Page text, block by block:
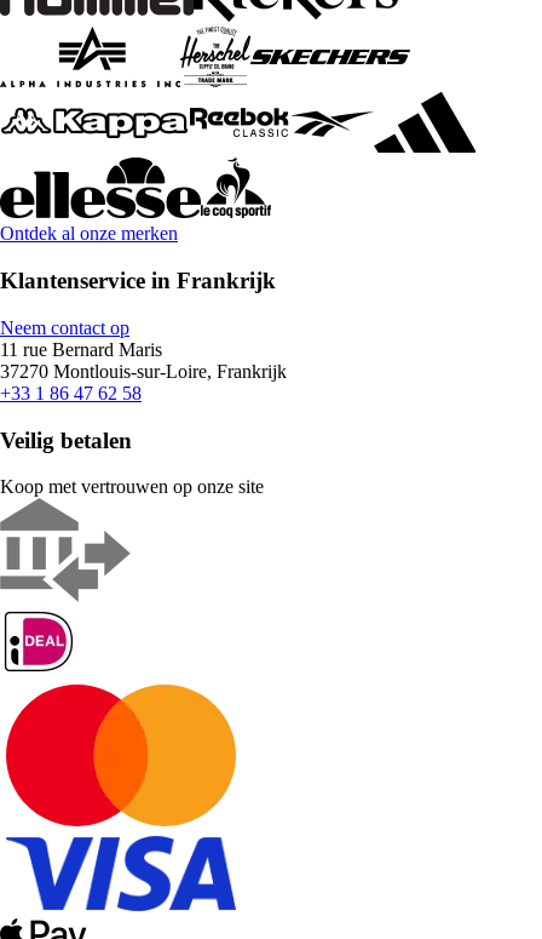
Ontdek al onze merken
Klantenservice in Frankrijk
Neem contact op
11 rue Bernard Maris
37270 Montlouis-sur-Loire, Frankrijk
+33 1 86 47 62 58
Veilig betalen
Koop met vertrouwen op onze site